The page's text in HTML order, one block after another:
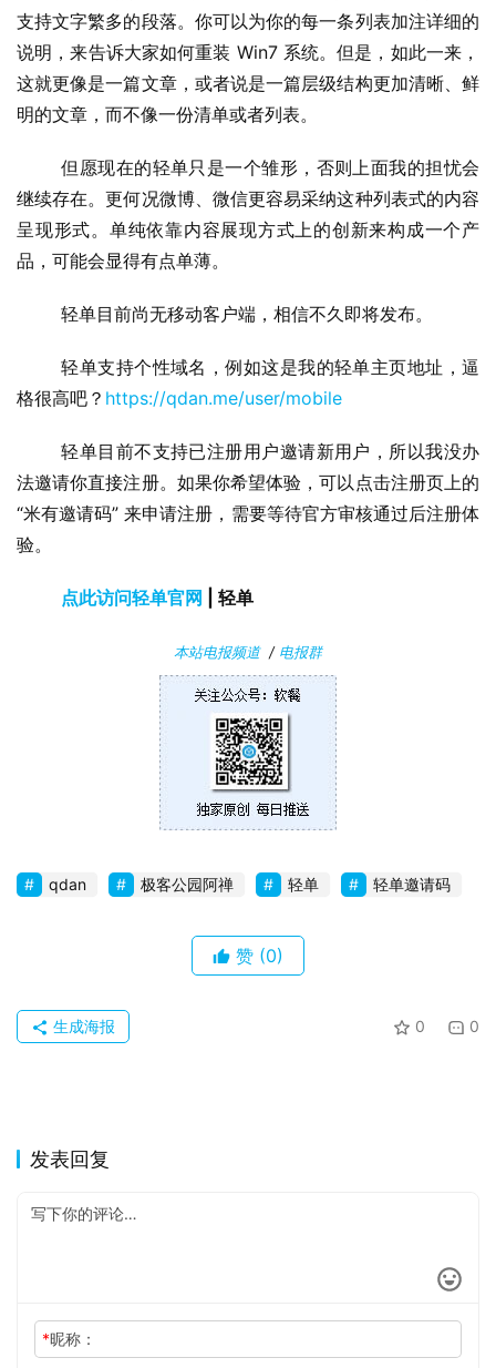
卓
苹
果
于
支持文字繁多的段落。你可以为你的每一条列表加注详细的
说明，来告诉大家如何重装 Win7 系统。但是，如此一来，
这就更像是一篇文章，或者说是一篇层级结构更加清晰、鲜
明的文章，而不像一份清单或者列表。
	但愿现在的轻单只是一个雏形，否则上面我的担忧会
继续存在。更何况微博、微信更容易采纳这种列表式的内容
呈现形式。单纯依靠内容展现方式上的创新来构成一个产
品，可能会显得有点单薄。
	轻单目前尚无移动客户端，相信不久即将发布。
	轻单支持个性域名，例如这是我的轻单主页地址，逼
格很高吧？ https://qdan.me/user/mobile
	轻单目前不支持已注册用户邀请新用户，所以我没办
法邀请你直接注册。如果你希望体验，可以点击注册页上的
“米有邀请码” 来申请注册，需要等待官方审核通过后注册体
验。
点此访问轻单官网 | 轻单
本站电报频道/ 电报群
qdan 极客公园阿禅 轻单 轻单邀请码
赞 (0)
0 0
生成海报
发表回复
*昵称：